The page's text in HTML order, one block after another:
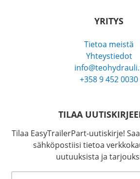
YRITYS
Tietoa meistä
Yhteystiedot
+358 9 452 0030
TILAA
Tilaa EasyTrailerPart-uutiskirje!
sähköpostiisi tietoa
uutuuksista ja